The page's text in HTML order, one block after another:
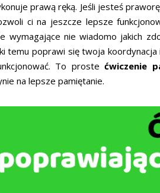
prawą ręką. Jeśli jesteś
ci na jeszcze lepsze
nie wiadomo jakich
temu poprawi się twoja
To prostećwiczenie
na lepsze pamiętanie.